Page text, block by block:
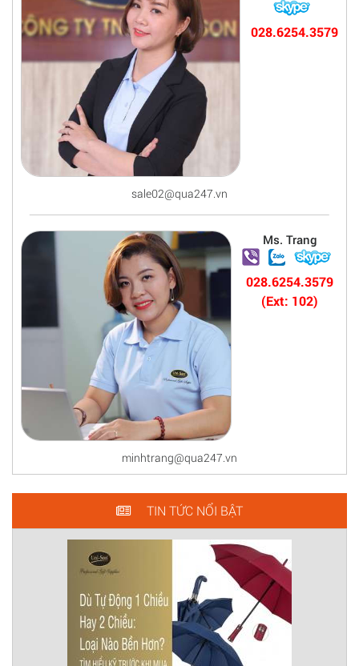
028.6254.3579
sale02@qua247.vn
Ms. Trang
028.6254.3579
(Ext: 102)
minhtrang@qua247.vn
TIN TỨC NỔI BẬT